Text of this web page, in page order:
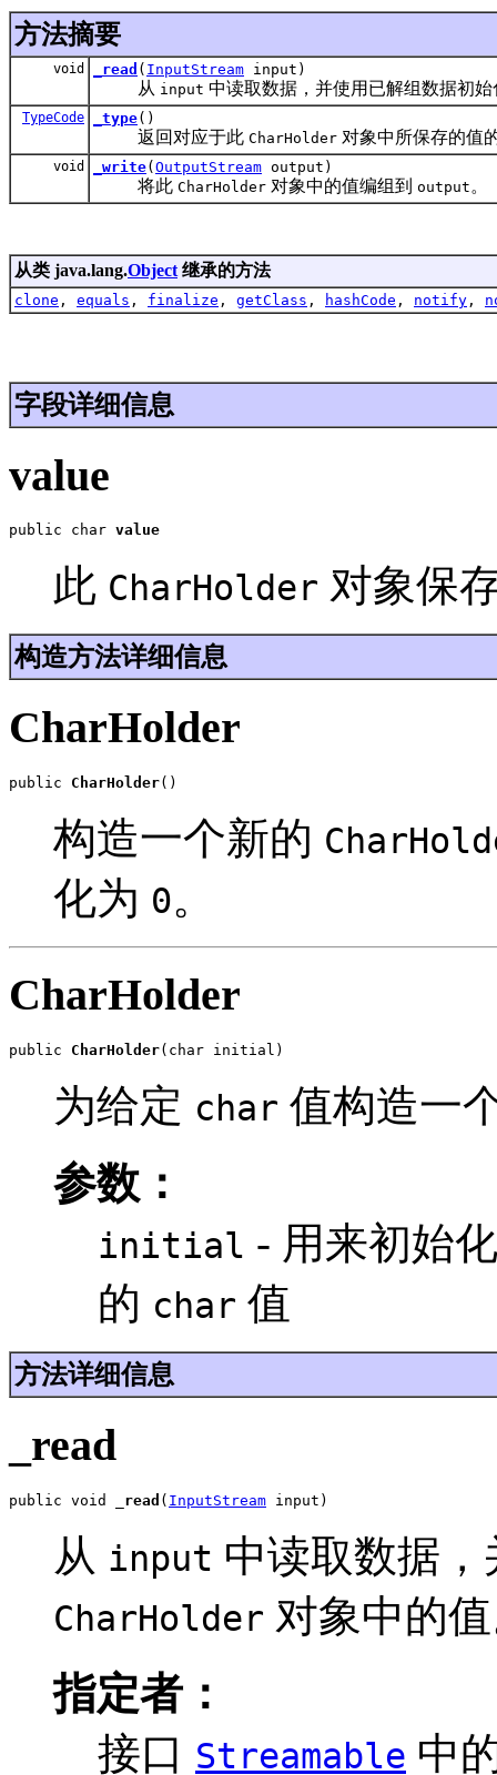
方法摘要
void _read ( InputStream input)
从 input 中读取数据，并使用已解组数据初
TypeCode _type()
返回对应于此 CharHolder 对象中所保存的值
void _write( OutputStream output)
将此 CharHolder 对象中的值编组到 output 。
从类 java.lang.Object 继承的方法
clone , equals , finalize , getClass , hashCode , notify ,
字段详细信息
value
public char value
此 CharHolder 对象保
构造方法详细信息
CharHolder
public CharHolder()
构造一个新的
化为 0。
CharHolder
public CharHolder(char initial)
为给定 char 值构造一
参数：
initial - 用来初始
的 char 值
方法详细信息
_read
public void _read ( InputStream input)
从 input 中读取数据
CharHolder 对象中的
指定者：
接口 Streamable 中